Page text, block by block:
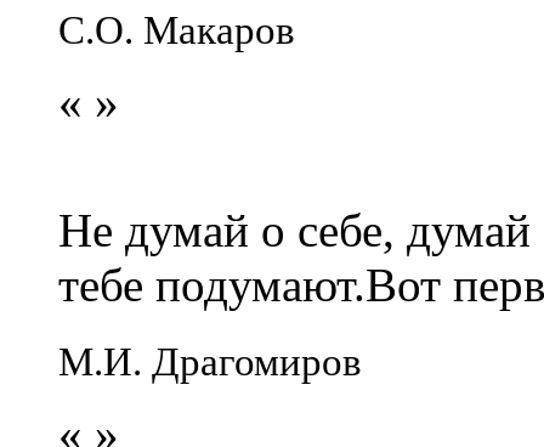
С.О. Макаров
« »
Не думай о себе,
тебе подумают.Вот
М.И. Драгомиров
« »